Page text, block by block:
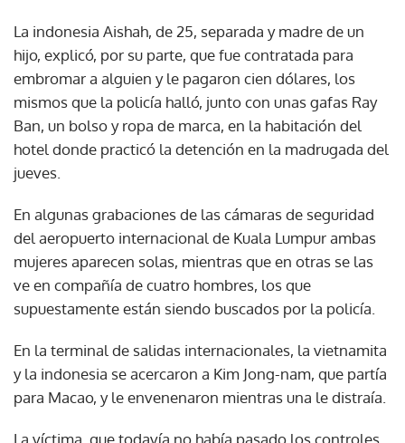
La indonesia Aishah, de 25, separada y madre de un
hijo, explicó, por su parte, que fue contratada para
embromar a alguien y le pagaron cien dólares, los
mismos que la policía halló, junto con unas gafas Ray
Ban, un bolso y ropa de marca, en la habitación del
hotel donde practicó la detención en la madrugada del
jueves.
En algunas grabaciones de las cámaras de seguridad
del aeropuerto internacional de Kuala Lumpur ambas
mujeres aparecen solas, mientras que en otras se las
ve en compañía de cuatro hombres, los que
supuestamente están siendo buscados por la policía.
En la terminal de salidas internacionales, la vietnamita
y la indonesia se acercaron a Kim Jong-nam, que partía
para Macao, y le envenenaron mientras una le distraía.
La víctima, que todavía no había pasado los controles